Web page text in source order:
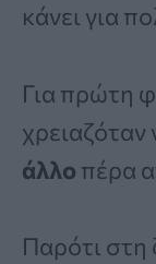
κάνει για
Για πρώτη
χρειαζόταν
άλλο πέρα
Παρότι